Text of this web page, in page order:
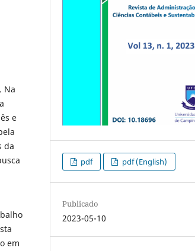
Na
e
da
em
pdf pdf (English)
Publicado
2023-05-10